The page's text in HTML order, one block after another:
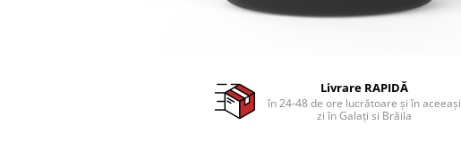
Livrare RAPIDĂ
în 24-48 de ore lucrătoare și în aceeași
zi în Galați si Brăila